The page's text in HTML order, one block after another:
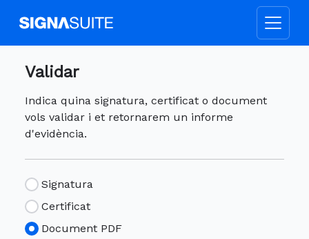
Validar
Indica quina signatura, certificat o document
vols validar i et retornarem un informe
d'evidència.
Signatura
Certificat
Document PDF